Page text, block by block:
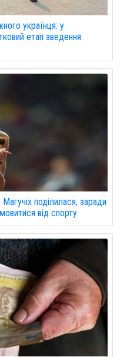
українця: у
етап зведення
поділилася, заради
від спорту.